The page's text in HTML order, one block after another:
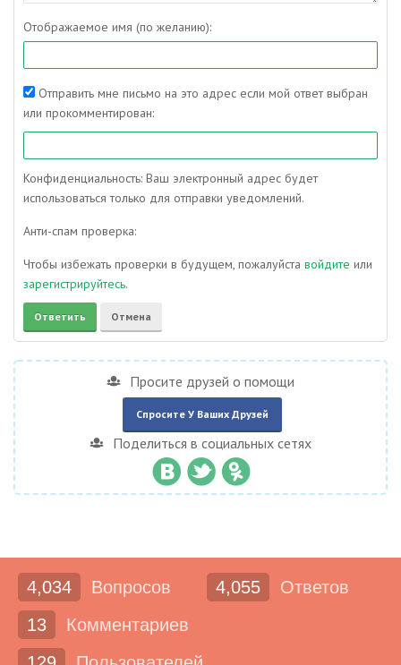
Отображаемое имя (по желанию):
Отправить мне письмо на это адрес если мой ответ выбран
или прокомментирован:
Конфиденциальность: Ваш электронный адрес будет
использоваться только для отправки уведомлений.
Анти-спам проверка:
Чтобы избежать проверки в будущем, пожалуйста войдите или
зарегистрируйтесь.
Просите друзей о помощи
Спросите У Ваших Друзей
Поделиться в социальных сетях
4,034 Вопросов 4,055
Ответов
13
Комментариев